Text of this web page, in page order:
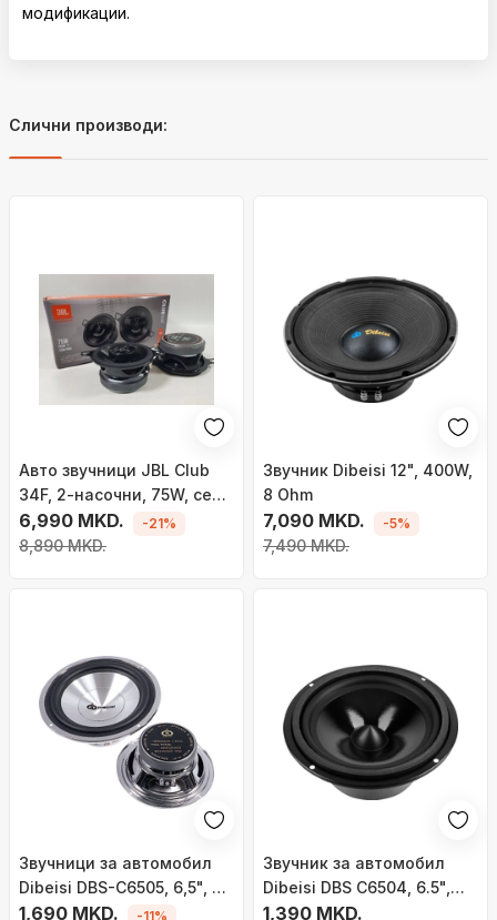
модификации.
Слични производи:
Авто звучници JBL Club
34F, 2-насочни, 75W, сет
2 парчиња
6,990 MKD.
8,890 MKD.
-21%
Звучник Dibeisi 12", 400W,
8 Ohm
7,090 MKD.
7,490 MKD.
-5%
Звучници за автомобил
Dibeisi DBS-C6505, 6,5", 8
Ohm
1,690 MKD. -11%
Звучник за автомобил
Dibeisi DBS C6504, 6.5",
125W, 4 Ohm
1,390 MKD.